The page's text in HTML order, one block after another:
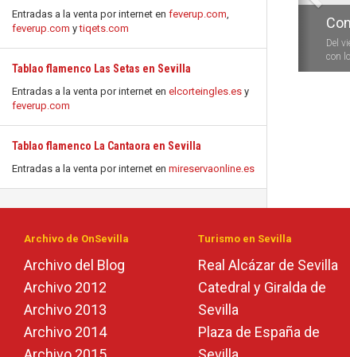
Entradas a la venta por internet en feverup.com,
feverup.com ytiqets.com
Tablao flamenco Las Setas en Sevilla
Entradas a la venta por internet en elcorteingles.es y
feverup.com
Tablao flamenco La Cantaora en Sevilla
Entradas a la venta por internet en mireservaonline.es
Del
con
Archivo de OnSevilla
Archivo del Blog
Archivo 2012
Archivo 2013
Archivo 2014
Turismo en Sevilla
Real Alcázar de Sevilla
Catedral y Giralda de
Sevilla
Plaza de España de